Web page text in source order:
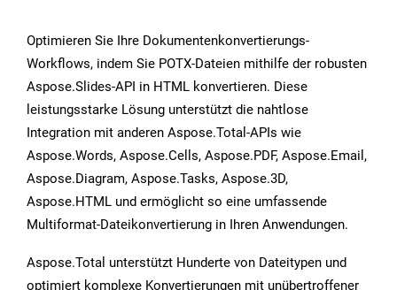
Optimieren Sie Ihre Dokumentenkonvertierungs-
Workflows, indem Sie POTX-Dateien mithilfe der robusten
Aspose.Slides-API in HTML konvertieren. Diese
leistungsstarke Lösung unterstützt die nahtlose
Integration mit anderen Aspose.Total-APIs wie
Aspose.Words, Aspose.Cells, Aspose.PDF, Aspose.Email,
Aspose.Diagram, Aspose.Tasks, Aspose.3D,
Aspose.HTML und ermöglicht so eine umfassende
Multiformat-Dateikonvertierung in Ihren Anwendungen.
Aspose.Total unterstützt Hunderte von Dateitypen und
optimiert komplexe Konvertierungen mit unübertroffener